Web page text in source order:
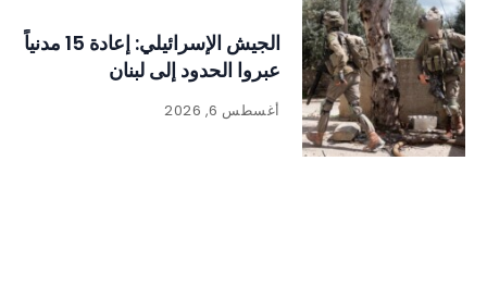
الجيش الإسرائيلي: إعادة 15 مدنياً
عبروا الحدود إلى لبنان
أغسطس 6, 2026